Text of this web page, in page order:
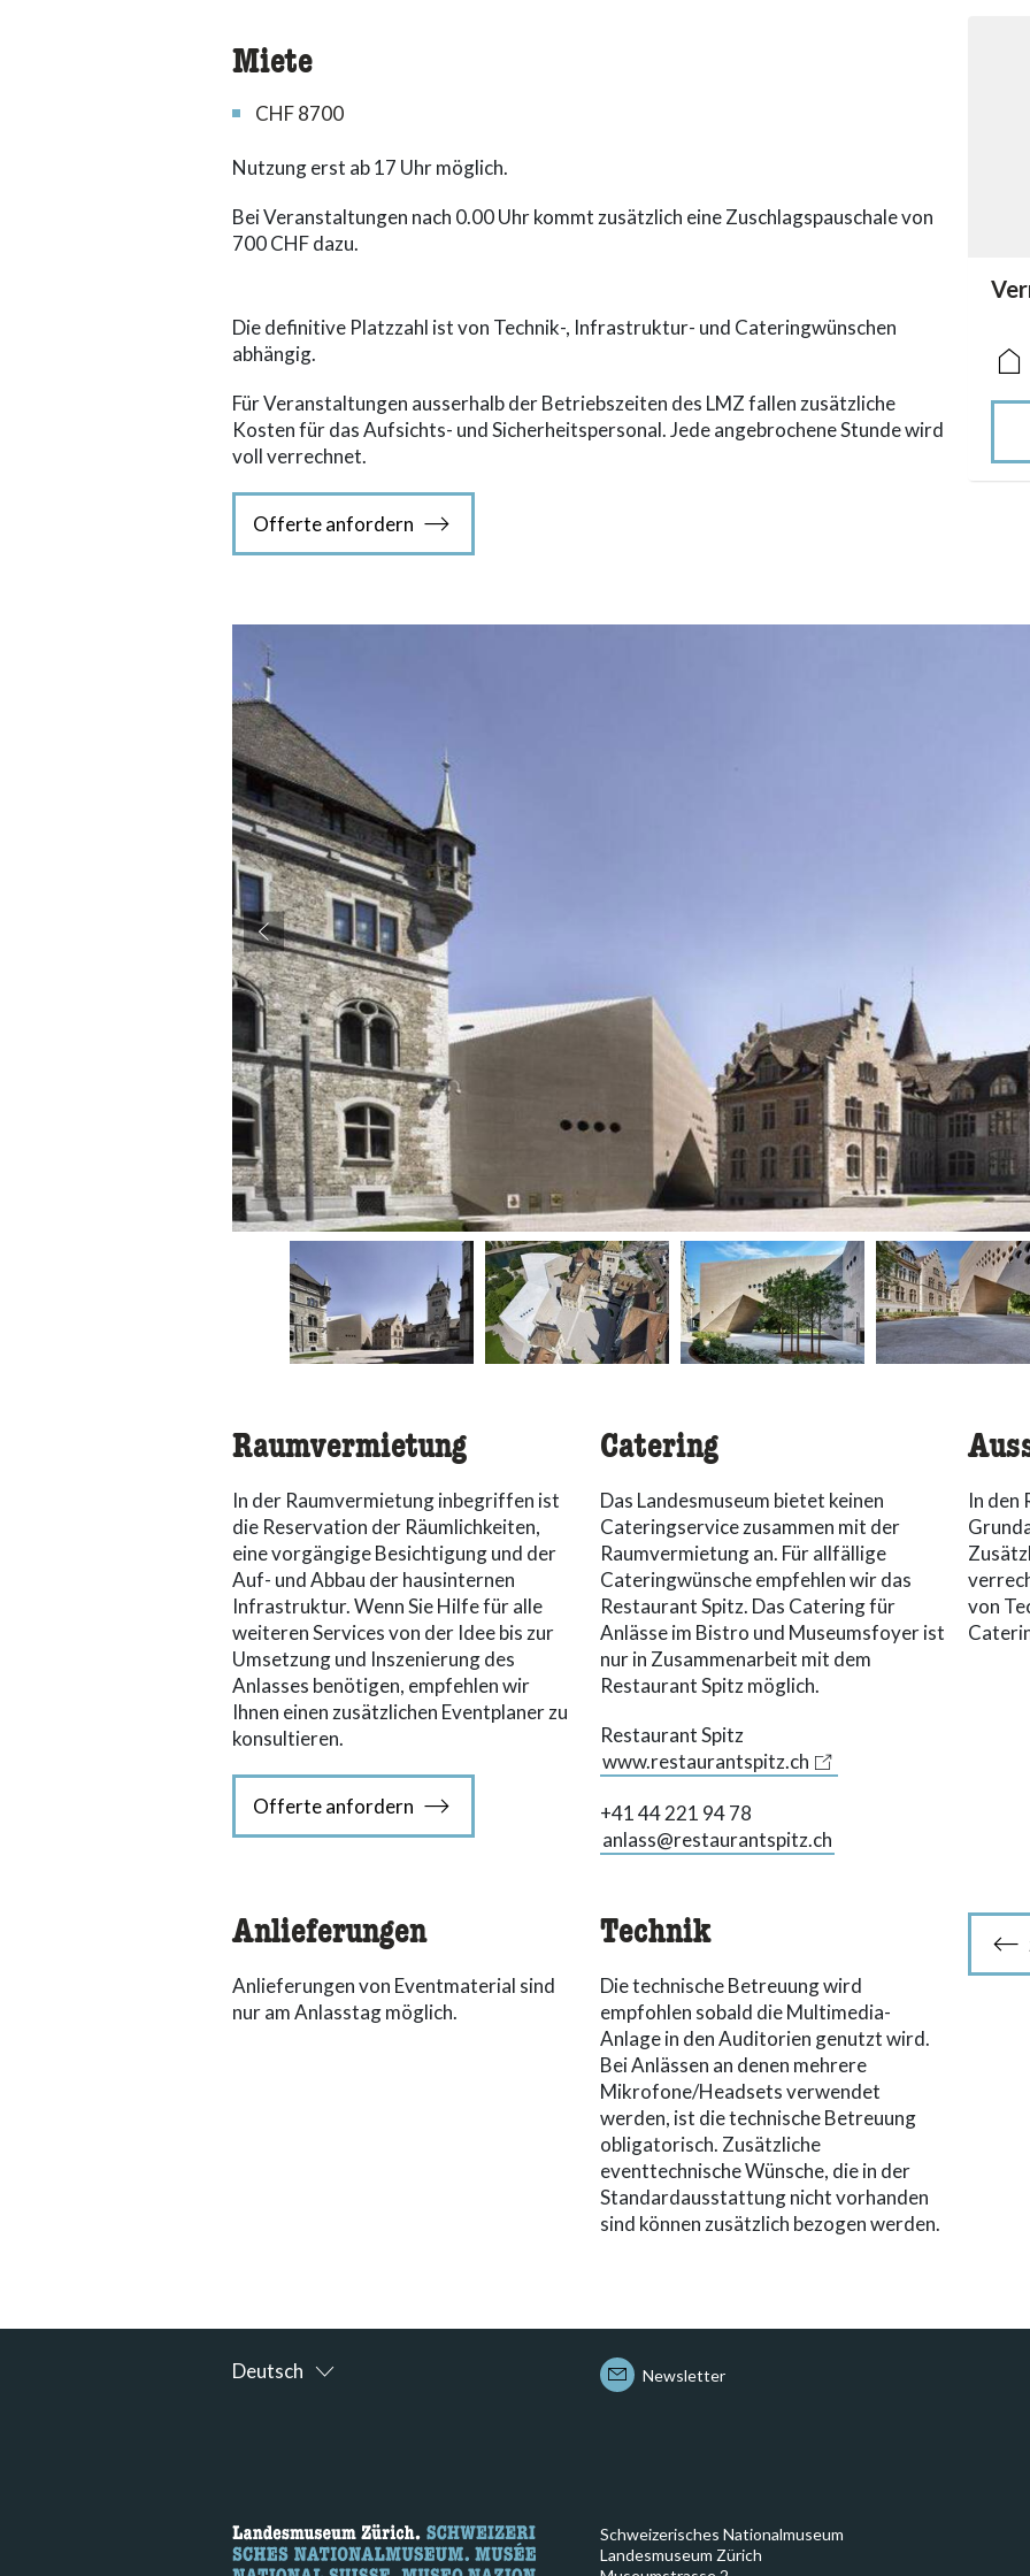
Miete
CHF 8700
Nutzung erst ab 17 Uhr möglich.
Bei Veranstaltungen nach 0.00 Uhr kommt zusätzlich eine Zuschlagspauschale von
700 CHF dazu.
Die definitive Platzzahl ist von Technik-, Infrastruktur- und Cateringwünschen
abhängig.
Für Veranstaltungen ausserhalb der Betriebszeiten des LMZ fallen zusätzliche
Kosten für das Aufsichts- und Sicherheitspersonal. Jede angebrochene Stunde wird
voll verrechnet.
Offerte anfordern
accessibility.slider.show_pre_image
Raumvermietung
In der Raumvermietung inbegriffen ist
die Reservation der Räumlichkeiten,
eine vorgängige Besichtigung und der
Auf- und Abbau der hausinternen
Infrastruktur. Wenn Sie Hilfe für alle
weiteren Services von der Idee bis zur
Umsetzung und Inszenierung des
Anlasses benötigen, empfehlen wir
Ihnen einen zusätzlichen Eventplaner zu
konsultieren.
Offerte anfordern
Catering
Das Landesmuseum bietet keinen
Cateringservice zusammen mit der
Raumvermietung an. Für allfällige
Cateringwünsche empfehlen wir das
Restaurant Spitz. Das Catering für
Anlässe im Bistro und Museumsfoyer ist
nur in Zusammenarbeit mit dem
Restaurant Spitz möglich.
Restaurant Spitz
www.restaurantspitz.ch
+41 44 221 94 78
anlass@restaurantspitz.ch
In den
von
Anlieferungen
Anlieferungen von Eventmaterial sind
nur am Anlasstag möglich.
Technik
Die technische Betreuung wird
empfohlen sobald die Multimedia-
Anlage in den Auditorien genutzt wird.
Bei Anlässen an denen mehrere
Mikrofone/Headsets verwendet
werden, ist die technische Betreuung
obligatorisch. Zusätzliche
eventtechnische Wünsche, die in der
Standardausstattung nicht vorhanden
sind können zusätzlich bezogen werden.
Deutsch Newsletter
Schweizerisches Nationalmuseum
Landesmuseum Zürich